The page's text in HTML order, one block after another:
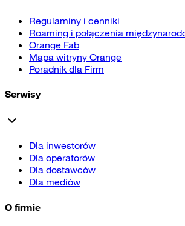
Regulaminy i cenniki
Roaming i połączenia
Orange Fab
Mapa witryny Orange
Poradnik dla Firm
Serwisy
Dla inwestorów
Dla operatorów
Dla dostawców
Dla mediów
O firmie